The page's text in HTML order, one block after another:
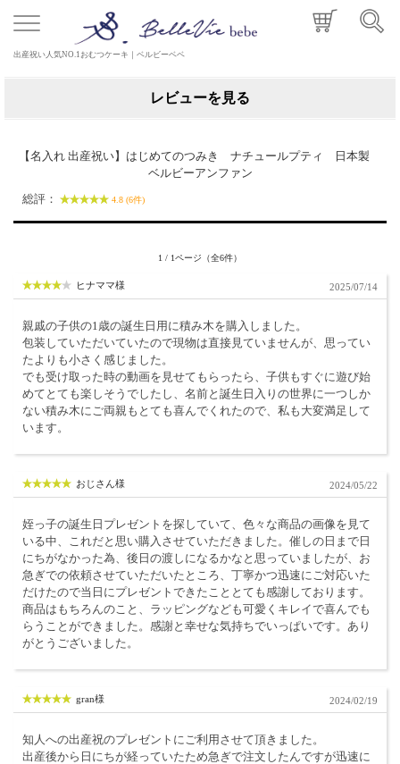
出産祝い人気NO.1おむつケーキ｜ベルビーベベ
レビューを見る
【名入れ 出産祝い】はじめてのつみき ナチュールプティ 日本製
ベルビーアンファン
総評：
4.8 (6件)
1 / 1ページ（全6件）
ヒナママ様 2025/07/14
親戚の子供の1歳の誕生日用に積み木を購入しました。
包装していただいていたので現物は直接見ていませんが、思ってい
たよりも小さく感じました。
でも受け取った時の動画を見せてもらったら、子供もすぐに遊び始
めてとても楽しそうでしたし、名前と誕生日入りの世界に一つしか
ない積み木にご両親もとても喜んでくれたので、私も大変満足して
います。
おじさん様 2024/05/22
姪っ子の誕生日プレゼントを探していて、色々な商品の画像を見て
いる中、これだと思い購入させていただきました。催しの日まで日
にちがなかった為、後日の渡しになるかなと思っていましたが、お
急ぎでの依頼させていただいたところ、丁寧かつ迅速にご対応いた
だけたので当日にプレゼントできたこととても感謝しております。
商品はもちろんのこと、ラッピングなども可愛くキレイで喜んでも
らうことができました。感謝と幸せな気持ちでいっぱいです。あり
がとうございました。
gran様 2024/02/19
知人への出産祝のプレゼントにご利用させて頂きました。
出産後から日にちが経っていたため急ぎで注文したんですが迅速に